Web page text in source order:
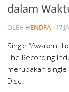
dalam
OLEH HENDRA · 17
Single “Awaken
The Recording
merupakan
Disc.